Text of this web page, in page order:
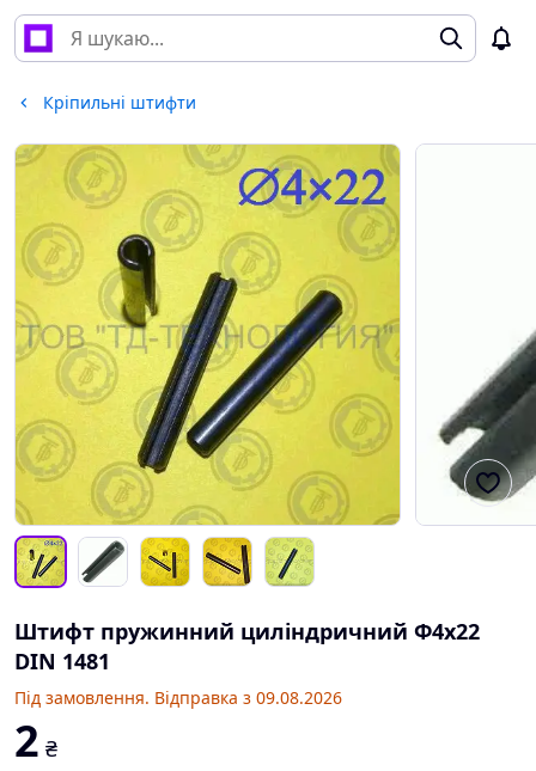
Кріпильні штифти
Штифт пружинний циліндричний Ф4х22
DIN 1481
Під замовлення. Відправка з 09.08.2026
2 ₴